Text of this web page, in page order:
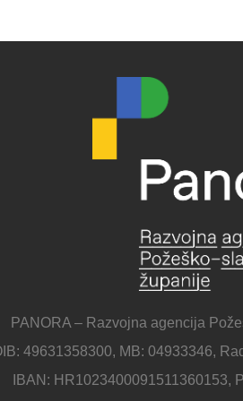
PANORA – Razvojna agencija
49631358300, MB: 04933346,
IBAN: HR1023400091511360153,